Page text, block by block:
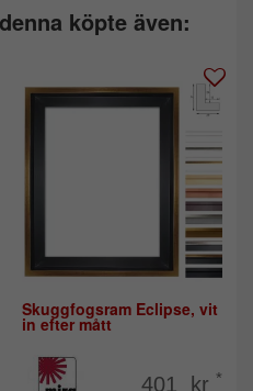
köpte även:
Skuggfogsram Eclipse, vit
in efter mått
401 kr *